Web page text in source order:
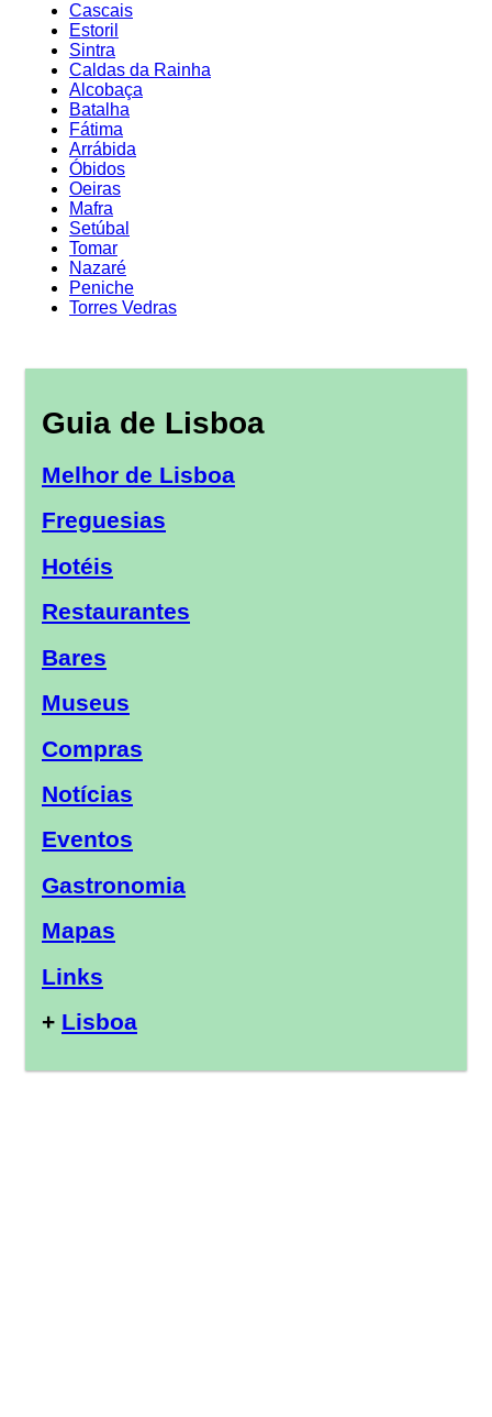
Cascais
Estoril
Sintra
Caldas da Rainha
Alcobaça
Batalha
Fátima
Arrábida
Óbidos
Oeiras
Mafra
Setúbal
Tomar
Nazaré
Peniche
Torres Vedras
Guia de Lisboa
Melhor de Lisboa
Freguesias
Hotéis
Restaurantes
Bares
Museus
Compras
Notícias
Eventos
Gastronomia
Mapas
Links
+ Lisboa